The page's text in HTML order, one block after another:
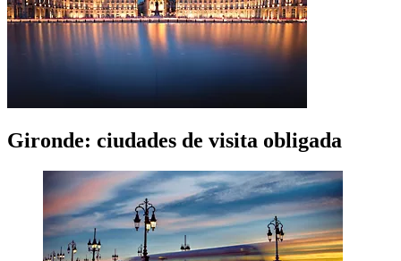
Gironde: ciudades de visita obligada